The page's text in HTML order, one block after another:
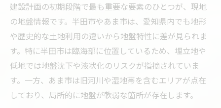
建設計画の初期段階で最も重要な要素のひとつが、現地
の地盤情報です。半田市やあま市は、愛知県内でも地形
や歴史的な土地利用の違いから地盤特性に差が見られま
す。特に半田市は臨海部に位置しているため、埋立地や
低地では地盤沈下や液状化のリスクが指摘されていま
す。一方、あま市は旧河川や湿地帯を含むエリアが点在
しており、局所的に地盤が軟弱な箇所が存在します。